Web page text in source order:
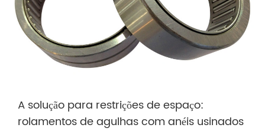
A solução para restrições de espaço:
rolamentos de agulhas com anéis usinados